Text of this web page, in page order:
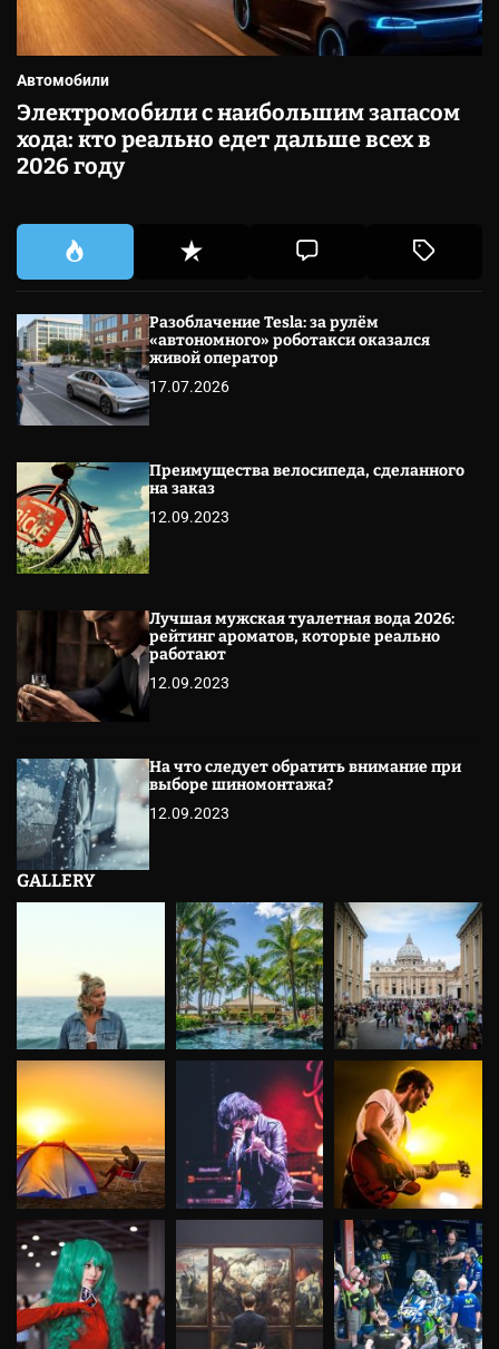
Автомобили
Электромобили с наибольшим запасом
хода: кто реально едет дальше всех в
2026 году
Разоблачение Tesla: за рулём
«автономного» роботакси оказался
живой оператор
17.07.2026
Преимущества велосипеда, сделанного
на заказ
12.09.2023
Лучшая мужская туалетная вода 2026:
рейтинг ароматов, которые реально
работают
12.09.2023
На что следует обратить внимание при
выборе шиномонтажа?
12.09.2023
GALLERY